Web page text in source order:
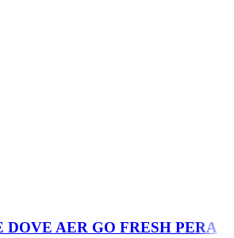
DOVE AER GO FRESH PERA